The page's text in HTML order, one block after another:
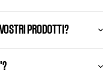
PRODOTTI?